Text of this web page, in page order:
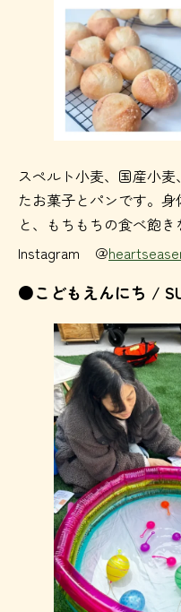
スペルト小麦、国産小
たお菓子とパンです。
と、もちもちの食べ飽き
Instagram ＠heartsease
●こどもえんにち /